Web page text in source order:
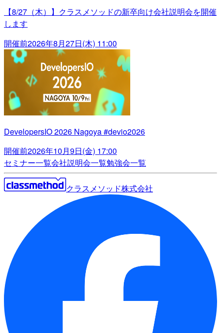
【8/27（木）】クラスメソッドの新卒向け会社説明会を開催
します
開催前2026年8月27日(木) 11:00
DevelopersIO 2026 Nagoya #devio2026
開催前2026年10月9日(金) 17:00
セミナー一覧会社説明会一覧勉強会一覧
クラスメソッド株式会社